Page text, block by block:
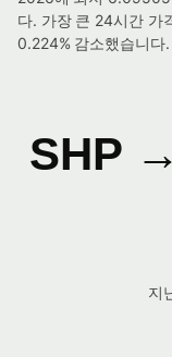
다. 가장 큰 24시간
0.224% 감소했습니다.
SHP
지